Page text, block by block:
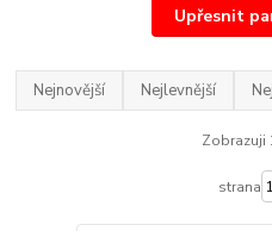
Upřesnit
Nejnovější Nejlevnější
Zobrazuji
strana